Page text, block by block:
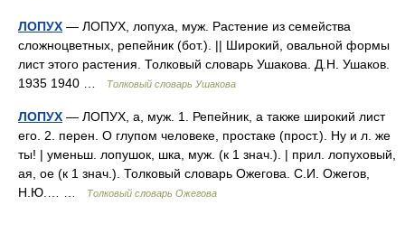
ЛОПУХ — ЛОПУХ, лопуха, муж. Растение из семейства
сложноцветных, репейник (бот.). || Широкий, овальной формы
лист этого растения. Толковый словарь Ушакова. Д.Н. Ушаков.
1935 1940 …
Толковый словарь Ушакова
ЛОПУХ — ЛОПУХ, а, муж. 1. Репейник, а также широкий лист
его. 2. перен. О глупом человеке, простаке (прост.). Ну и л. же
ты! | уменьш. лопушок, шка, муж. (к 1 знач.). | прил. лопуховый,
ая, ое (к 1 знач.). Толковый словарь Ожегова. С.И. Ожегов,
Н.Ю.… …
Толковый словарь Ожегова